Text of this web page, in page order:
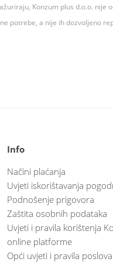
Konzum plus d.o.o.
potrebe, a nije ih dozvoljeno
Info
Načini plaćanja
Uvjeti iskorištavanja
Podnošenje prigovora
Zaštita osobnih podataka
Uvjeti i pravila korištenja
online platforme
Opći uvjeti i pravila